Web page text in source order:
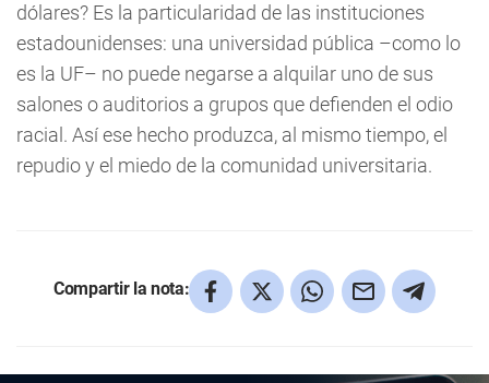
dólares? Es la particularidad de las instituciones
estadounidenses: una universidad pública –como lo
es la UF– no puede negarse a alquilar uno de sus
salones o auditorios a grupos que defienden el odio
racial. Así ese hecho produzca, al mismo tiempo, el
repudio y el miedo de la comunidad universitaria.
Compartir la nota: